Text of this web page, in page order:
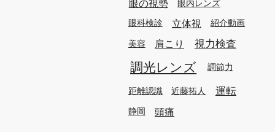
眼の視勢 眼内レンズ
眼科検診 立体視 紹介動画
美容 肩こり 視力検査
調光レンズ 調節力
距離認識 近藤拓人 運転
静岡 頭痛